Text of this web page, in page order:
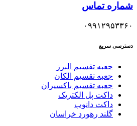
شماره تماس
۰۹۹۱۲۹۵۳۳۶۰
دسترسی سریع
جعبه تقسیم البرز
جعبه تقسیم الکان
جعبه تقسیم باکسیران
داکت پل الکتریک
داکت دانوب
گلند رهورد خراسان